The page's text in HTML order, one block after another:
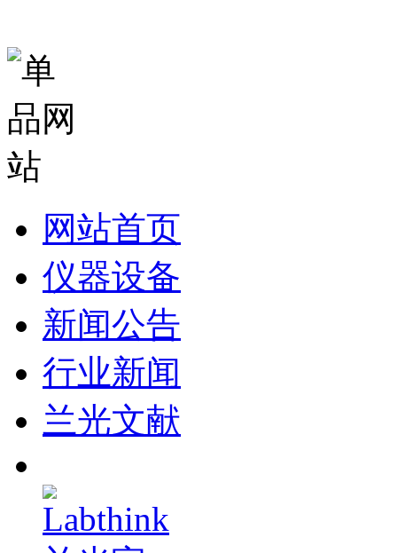
网站首页
仪器设备
新闻公告
行业新闻
兰光文献